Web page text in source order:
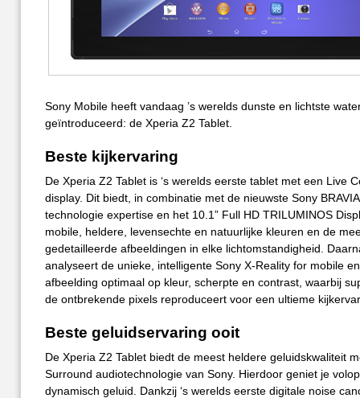
Sony Mobile heeft vandaag ’s werelds dunste en lichtste
geïntroduceerd: de Xperia Z2 Tablet.
Beste kijkervaring
De Xperia Z2 Tablet is ‘s werelds eerste tablet met een Live
display. Dit biedt, in combinatie met de nieuwste Sony
technologie expertise en het 10.1” Full HD TRILUMINOS
mobile, heldere, levensechte en natuurlijke kleuren en de
gedetailleerde afbeeldingen in elke lichtomstandigheid.
analyseert de unieke, intelligente Sony X-Reality for mobile
afbeelding optimaal op kleur, scherpte en contrast, waarbij
de ontbrekende pixels reproduceert voor een ultieme
Beste geluidservaring ooit
De Xperia Z2 Tablet biedt de meest heldere geluidskwaliteit
Surround audiotechnologie van Sony. Hierdoor geniet je
dynamisch geluid. Dankzij ‘s werelds eerste digitale noise